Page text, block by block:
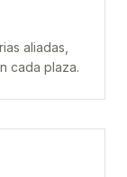
aliadas,
cada plaza.